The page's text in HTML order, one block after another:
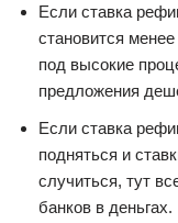
Если ставка
становится
под высокие
предложения
Если ставка
подняться и
случиться, тут
банков в деньгах.